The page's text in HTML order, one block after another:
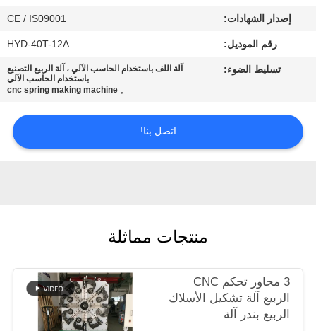
اتصل
اطلب
اقتباس
PRIVACY
POLICY
إصدار الشهادات: CE / IS09001
رقم الموديل: HYD-40T-12A
تسليط الضوء:
آلة اللف باستخدام الحاسب الآلي ، آلة الربيع التصنيع
باستخدام الحاسب الآلي
,
cnc spring making machine
اتصل بنا!
منتجات مماثلة
3 محاور تحكم CNC
الربيع آلة تشكيل الأسلاك
الربيع بندر آلة